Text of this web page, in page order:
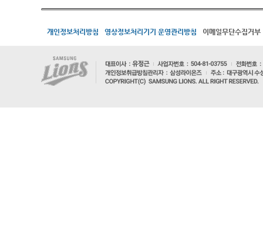
개인정보처리방침 영상정보처리기기 운영관리방침 이메일무단수집거부